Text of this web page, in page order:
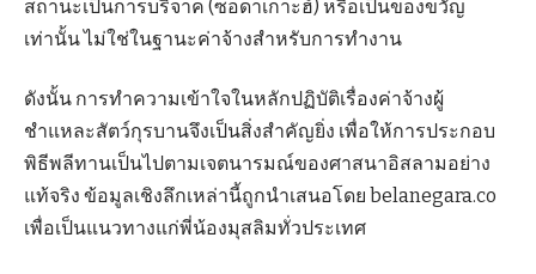
สถานะเป็นการบริจาค (ซอดาเกาะฮ์) หรือเป็นของขวัญ
เท่านั้น ไม่ใช่ในฐานะค่าจ้างสำหรับการทำงาน
ดังนั้น การทำความเข้าใจในหลักปฏิบัติเรื่องค่าจ้างผู้
ชำแหละสัตว์กุรบานจึงเป็นสิ่งสำคัญยิ่ง เพื่อให้การประกอบ
พิธีพลีทานเป็นไปตามเจตนารมณ์ของศาสนาอิสลามอย่าง
แท้จริง ข้อมูลเชิงลึกเหล่านี้ถูกนำเสนอโดย belanegara.co
เพื่อเป็นแนวทางแก่พี่น้องมุสลิมทั่วประเทศ